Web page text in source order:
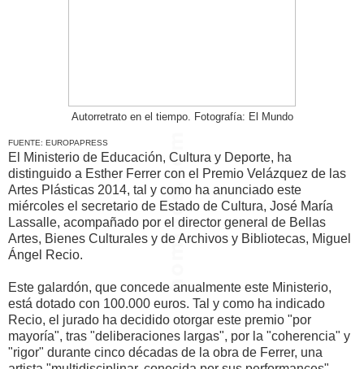
Autorretrato en el tiempo. Fotografía: El Mundo
FUENTE: EUROPAPRESS
El Ministerio de Educación, Cultura y Deporte, ha
distinguido a Esther Ferrer con el Premio Velázquez de las
Artes Plásticas 2014, tal y como ha anunciado este
miércoles el secretario de Estado de Cultura, José María
Lassalle, acompañado por el director general de Bellas
Artes, Bienes Culturales y de Archivos y Bibliotecas, Miguel
Ángel Recio.
Este galardón, que concede anualmente este Ministerio,
está dotado con 100.000 euros. Tal y como ha indicado
Recio, el jurado ha decidido otorgar este premio "por
mayoría", tras "deliberaciones largas", por la "coherencia" y
"rigor" durante cinco décadas de la obra de Ferrer, una